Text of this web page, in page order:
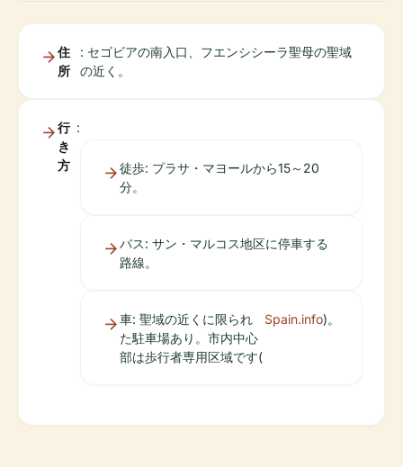
住
所
: セゴビアの南入口、フエンシシーラ聖母の聖域
の近く。
行
き
方
:
徒歩: プラサ・マヨールから15～20
分。
バス: サン・マルコス地区に停車する
路線。
車: 聖域の近くに限られ
た駐車場あり。市内中心
部は歩行者専用区域です(
Spain.info)。